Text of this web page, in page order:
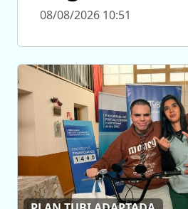
08/08/2026 10:51